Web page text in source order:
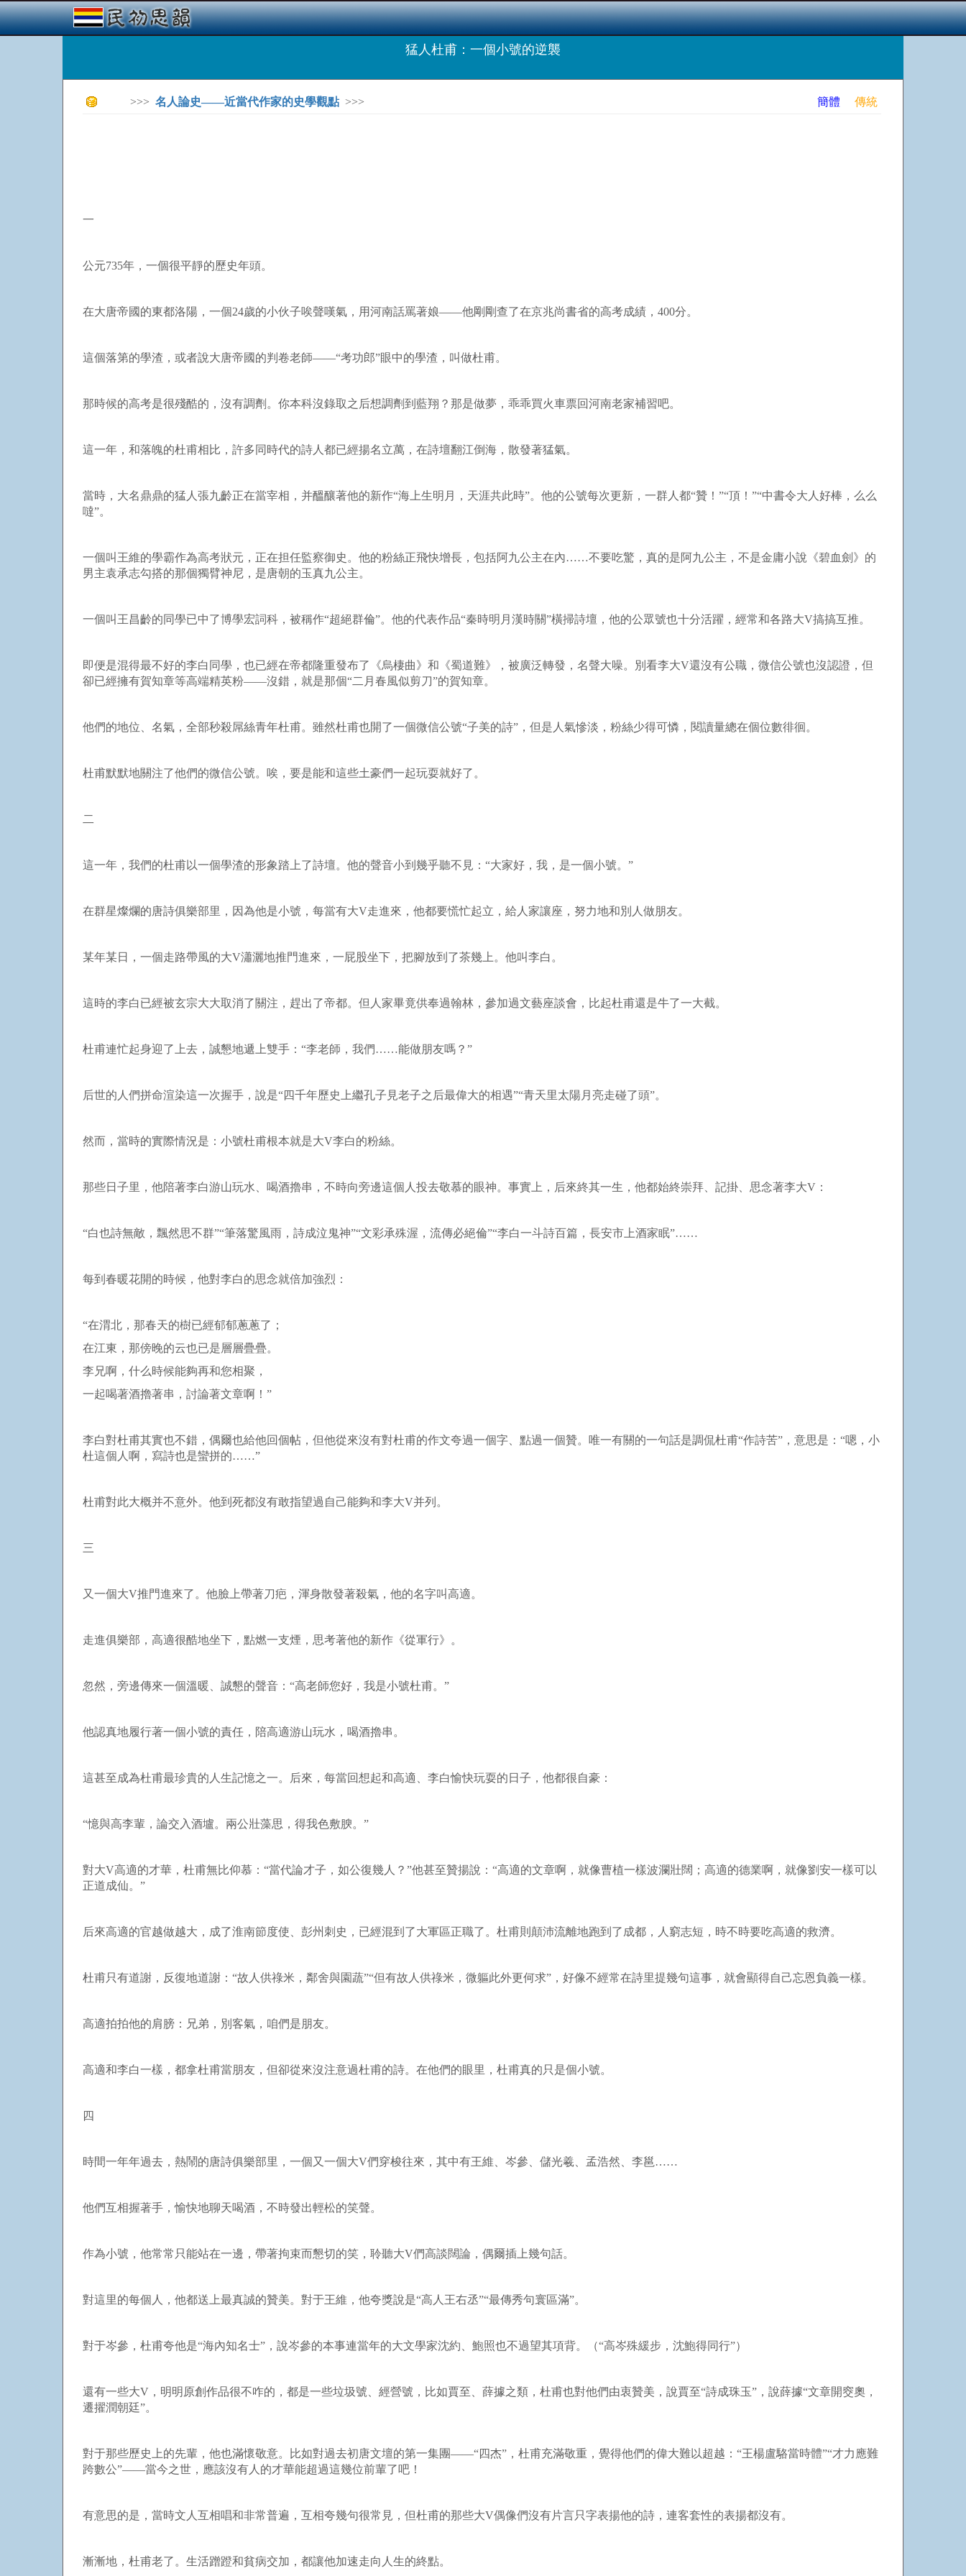
猛人杜甫：一個小號的逆襲
>>> 名人論史——近當代作家的史學觀點 >>> 簡體 傳統
一
公元735年，一個很平靜的歷史年頭。
在大唐帝國的東都洛陽，一個 24歲的小伙子唉聲嘆氣，用河南話罵著娘——他剛剛查了在京兆尚書省的高考成績， 400分。
這個落第的學渣，或者說大唐帝國的判卷老師——“考功郎”眼中的學渣，叫做杜甫。
那時候的高考是很殘酷的，沒有調劑。你本科沒錄取之后想調劑到藍翔？那是做夢，乖乖買火車票回河南老家補習吧。
這一年，和落魄的杜甫相比，許多同時代的詩人都已經揚名立萬，在詩壇翻江倒海，散發著猛氣。
當時，大名鼎鼎的猛人張九齡正在當宰相，并醞釀著他的新作“海上生明月，天涯共此時”。他的公號每次更新，一群人都“贊！”“頂！”“中書令大人好棒，么么
噠”。
一個叫王維的學霸作為高考狀元，正在担任監察御史。他的粉絲正飛快增長，包括阿九公主在內……不要吃驚，真的是阿九公主，不是金庸小說《碧血劍》的
男主袁承志勾搭的那個獨臂神尼，是唐朝的玉真九公主。
一個叫王昌齡的同學已中了博學宏詞科，被稱作“超絕群倫”。他的代表作品“秦時明月漢時關”橫掃詩壇，他的公眾號也十分活躍，經常和各路大V搞搞互推。
即便是混得最不好的李白同學，也已經在帝都隆重發布了《烏棲曲》和《蜀道難》，被廣泛轉發，名聲大噪。別看李大V還沒有公職，微信公號也沒認證，但
卻已經擁有賀知章等高端精英粉——沒錯，就是那個“二月春風似剪刀”的賀知章。
他們的地位、名氣，全部秒殺屌絲青年杜甫。雖然杜甫也開了一個微信公號“子美的詩”，但是人氣慘淡，粉絲少得可憐，閱讀量總在個位數徘徊。
杜甫默默地關注了他們的微信公號。唉，要是能和這些土豪們一起玩耍就好了。
二
這一年，我們的杜甫以一個學渣的形象踏上了詩壇。他的聲音小到幾乎聽不見：“大家好，我，是一個小號。”
在群星燦爛的唐詩俱樂部里，因為他是小號，每當有大V走進來，他都要慌忙起立，給人家讓座，努力地和別人做朋友。
某年某日，一個走路帶風的大V瀟灑地推門進來，一屁股坐下，把腳放到了茶幾上。他叫李白。
這時的李白已經被玄宗大大取消了關注，趕出了帝都。但人家畢竟供奉過翰林，參加過文藝座談會，比起杜甫還是牛了一大截。
杜甫連忙起身迎了上去，誠懇地遞上雙手：“李老師，我們……能做朋友嗎？”
后世的人們拼命渲染這一次握手，說是“四千年歷史上繼孔子見老子之后最偉大的相遇”“青天里太陽月亮走碰了頭”。
然而，當時的實際情況是：小號杜甫根本就是大V李白的粉絲。
那些日子里，他陪著李白游山玩水、喝酒擼串，不時向旁邊這個人投去敬慕的眼神。事實上，后來終其一生，他都始終崇拜、記掛、思念著李大V ：
“白也詩無敵，飄然思不群”“筆落驚風雨，詩成泣鬼神”“文彩承殊渥，流傳必絕倫”“李白一斗詩百篇，長安市上酒家眠”……
每到春暖花開的時候，他對李白的思念就倍加強烈：
“在渭北，那春天的樹已經郁郁蔥蔥了；
在江東，那傍晚的云也已是層層疊疊。
李兄啊，什么時候能夠再和您相聚，
一起喝著酒擼著串，討論著文章啊！”
李白對杜甫其實也不錯，偶爾也給他回個帖，但他從來沒有對杜甫的作文夸過一個字、點過一個贊。唯一有關的一句話是調侃杜甫“作詩苦”，意思是：“嗯，小
杜這個人啊，寫詩也是蠻拼的……”
杜甫對此大概并不意外。他到死都沒有敢指望過自己能夠和李大V并列。
三
又一個大V推門進來了。他臉上帶著刀疤，渾身散發著殺氣，他的名字叫高適。
走進俱樂部，高適很酷地坐下，點燃一支煙，思考著他的新作《從軍行》。
忽然，旁邊傳來一個溫暖、誠懇的聲音：“高老師您好，我是小號杜甫。”
他認真地履行著一個小號的責任，陪高適游山玩水，喝酒擼串。
這甚至成為杜甫最珍貴的人生記憶之一。后來，每當回想起和高適、李白愉快玩耍的日子，他都很自豪：
“憶與高李輩，論交入酒壚。兩公壯藻思，得我色敷腴。”
對大V高適的才華，杜甫無比仰慕：“當代論才子，如公復幾人？”他甚至贊揚說：“高適的文章啊，就像曹植一樣波瀾壯闊；高適的德業啊，就像劉安一樣可以
正道成仙。”
后來高適的官越做越大，成了淮南節度使、彭州刺史，已經混到了大軍區正職了。杜甫則顛沛流離地跑到了成都，人窮志短，時不時要吃高適的救濟。
杜甫只有道謝，反復地道謝：“故人供祿米，鄰舍與園蔬”“但有故人供祿米，微軀此外更何求”，好像不經常在詩里提幾句這事，就會顯得自己忘恩負義一樣。
高適拍拍他的肩膀：兄弟，別客氣，咱們是朋友。
高適和李白一樣，都拿杜甫當朋友，但卻從來沒注意過杜甫的詩。在他們的眼里，杜甫真的只是個小號。
四
時間一年年過去，熱鬧的唐詩俱樂部里，一個又一個大V們穿梭往來，其中有王維、岑參、儲光羲、孟浩然、李邕……
他們互相握著手，愉快地聊天喝酒，不時發出輕松的笑聲。
作為小號，他常常只能站在一邊，帶著拘束而懇切的笑，聆聽大V們高談闊論，偶爾插上幾句話。
對這里的每個人，他都送上最真誠的贊美。對于王維，他夸獎說是“高人王右丞”“最傳秀句寰區滿”。
對于岑參，杜甫夸他是“海內知名士”，說岑參的本事連當年的大文學家沈約、鮑照也不過望其項背。（“高岑殊緩步，沈鮑得同行”）
還有一些大V ，明明原創作品很不咋的，都是一些垃圾號、經營號，比如賈至、薛據之類，杜甫也對他們由衷贊美，說賈至“詩成珠玉”，說薛據“文章開窔奧，
遷擢潤朝廷”。
對于那些歷史上的先輩，他也滿懷敬意。比如對過去初唐文壇的第一集團——“四杰”，杜甫充滿敬重，覺得他們的偉大難以超越：“王楊盧駱當時體”“才力應難
跨數公”——當今之世，應該沒有人的才華能超過這幾位前輩了吧！
有意思的是，當時文人互相唱和非常普遍，互相夸幾句很常見，但杜甫的那些大V偶像們沒有片言只字表揚他的詩，連客套性的表揚都沒有。
漸漸地，杜甫老了。生活蹭蹬和貧病交加，都讓他加速走向人生的終點。